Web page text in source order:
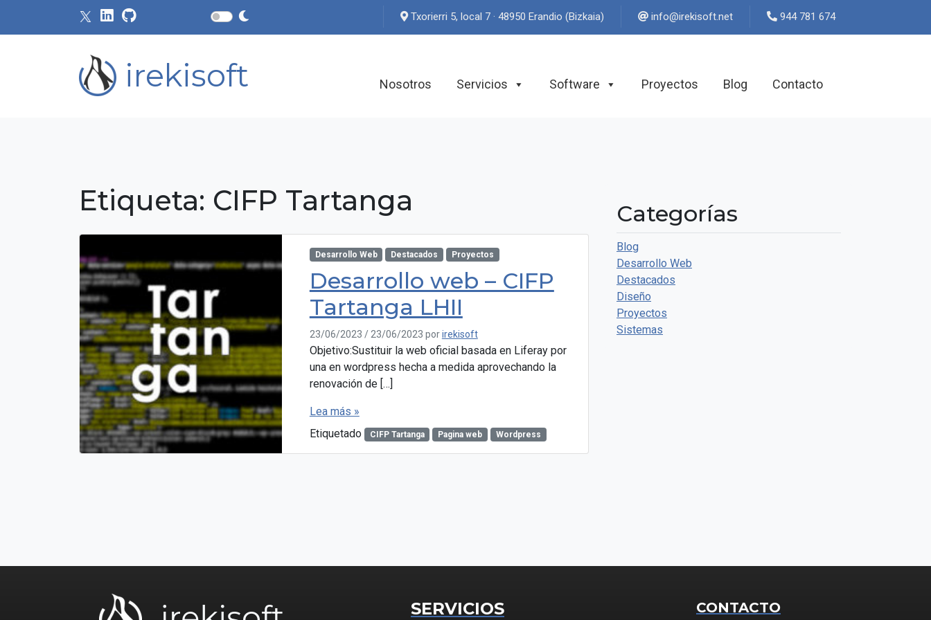
Txorierri 5, local 7 · 48950 Erandio (Bizkaia) ten.tfosikeri@ofni 944 781 674
irekisoft Nosotros Servicios Software Proyectos Blog Contacto
Etiqueta: CIFP Tartanga
Desarrollo Web Destacados Proyectos
Desarrollo web – CIFP
Tartanga LHII
23/06/2023 / 23/06/2023 porirekisoft
Objetivo:Sustituir la web oficial basada en Liferay por
una en wordpress hecha a medida aprovechando la
renovación de […]
Lea más »
Etiquetado
CIFP Tartanga Pagina web Wordpress
Categorías
Blog
Desarrollo Web
Destacados
Diseño
Proyectos
Sistemas
SERVICIOS CONTACTO